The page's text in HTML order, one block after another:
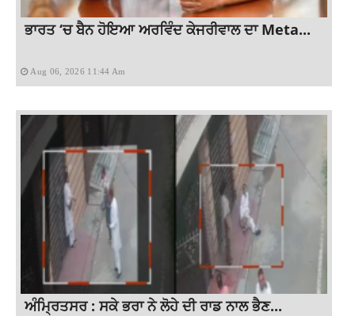
ਭਾਰਤ ‘ਚ ਬੈਨ ਹੋਇਆ ਅਰਵਿੰਦ ਕੇਜਰੀਵਾਲ ਦਾ Meta...
Aug 06, 2026 11:44 Am
ਅੰਮ੍ਰਿਤਸਰ : ਸਕੇ ਭਰਾ ਨੇ ਲੋਹੇ ਦੀ ਰਾਡ ਨਾਲ ਭੈਣ...